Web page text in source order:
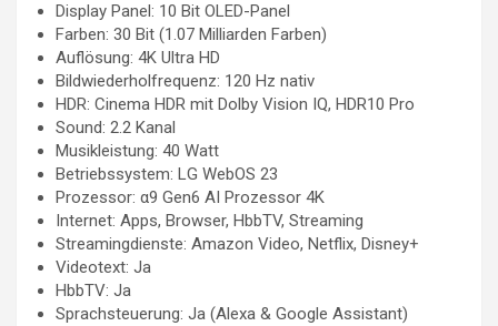
Display Panel: 10 Bit OLED-Panel
Farben: 30 Bit (1.07 Milliarden Farben)
Auflösung: 4K Ultra HD
Bildwiederholfrequenz: 120 Hz nativ
HDR: Cinema HDR mit Dolby Vision IQ, HDR10 Pro
Sound: 2.2 Kanal
Musikleistung: 40 Watt
Betriebssystem: LG WebOS 23
Prozessor: α9 Gen6 AI Prozessor 4K
Internet: Apps, Browser, HbbTV, Streaming
Streamingdienste: Amazon Video, Netflix, Disney+
Videotext: Ja
HbbTV: Ja
Sprachsteuerung: Ja (Alexa & Google Assistant)